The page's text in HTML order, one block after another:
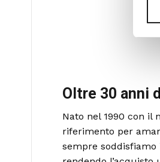
Oltre 30 anni
Nato nel 1990 con il
riferimento per
sempre